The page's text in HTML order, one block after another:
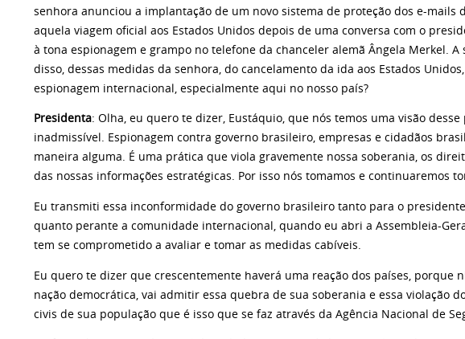
senhora anunciou a implantação de um novo sistema de proteção dos e-mails
aquela viagem oficial aos Estados Unidos depois de uma conversa com o
à tona espionagem e grampo no telefone da chanceler alemã Ângela Merkel.
disso, dessas medidas da senhora, do cancelamento da ida aos Estados
espionagem internacional, especialmente aqui no nosso país?
Presidenta: Olha, eu quero te dizer, Eustáquio, que nós temos uma visão
inadmissível. Espionagem contra governo brasileiro, empresas e cidadãos
maneira alguma. É uma prática que viola gravemente nossa soberania, os
das nossas informações estratégicas. Por isso nós tomamos e continuaremos
Eu transmiti essa inconformidade do governo brasileiro tanto para o
quanto perante a comunidade internacional, quando eu abri a Assembleia-
tem se comprometido a avaliar e tomar as medidas cabíveis.
Eu quero te dizer que crescentemente haverá uma reação dos países, porque
nação democrática, vai admitir essa quebra de sua soberania e essa violação
civis de sua população que é isso que se faz através da Agência Nacional de